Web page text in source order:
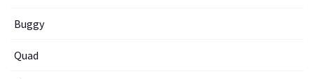
Buggy
Quad